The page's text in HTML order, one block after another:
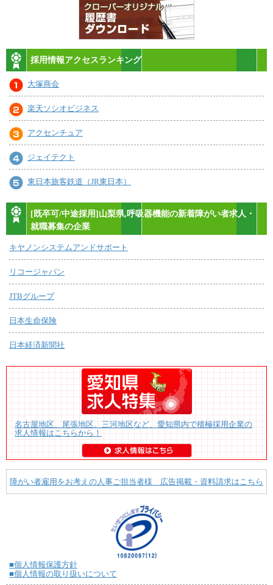
採用情報アクセスランキング
大塚商会
楽天ソシオビジネス
アクセンチュア
ジェイテクト
東日本旅客鉄道（JR東日本）
[既卒可/中途採用]山梨県,呼吸器機能の新着障がい者求人・
就職募集の企業
キヤノンシステムアンドサポート
リコージャパン
JTBグループ
日本生命保険
日本経済新聞社
名古屋地区、尾張地区、三河地区など、愛知県内で積極採用企業の
求人情報はこちらから！
障がい者雇用をお考えの人事ご担当者様 広告掲載・資料請求はこちら
■個人情報保護方針
■個人情報の取り扱いについて